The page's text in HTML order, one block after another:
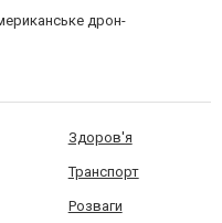
дрон-
Здоров'я
Транспорт
Розваги